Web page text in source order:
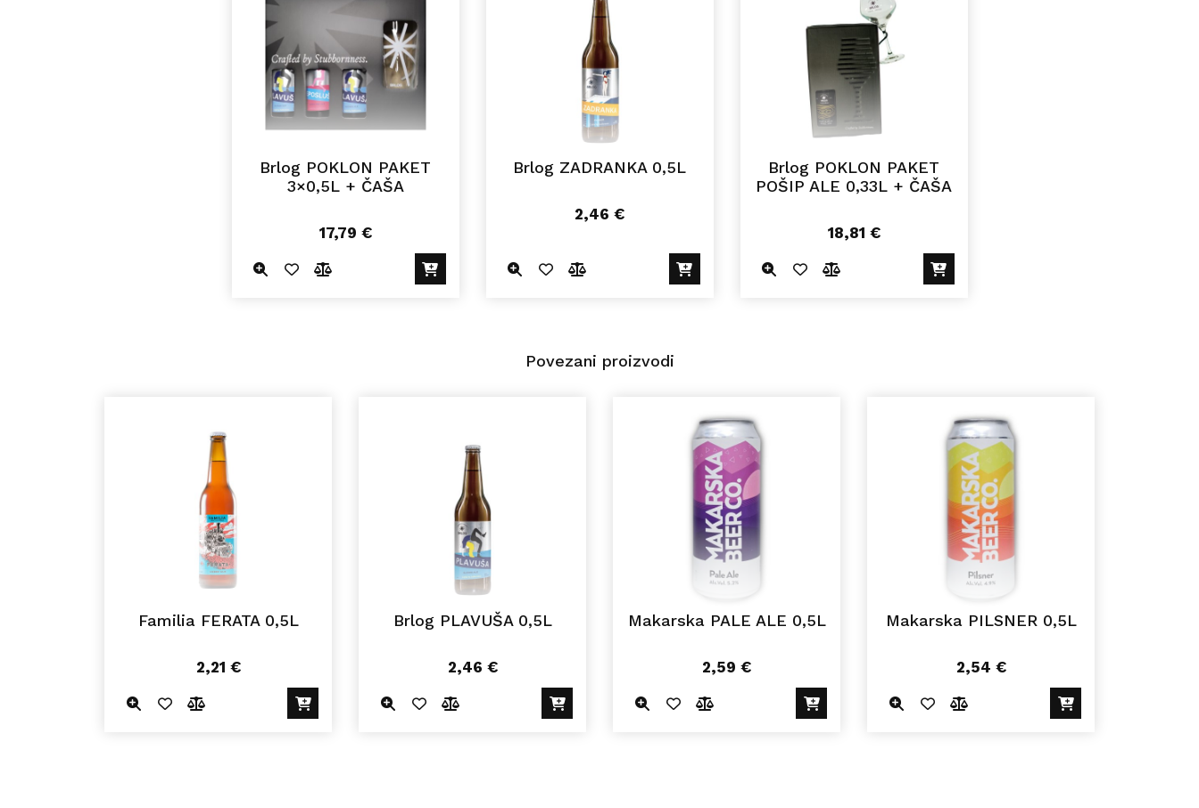
Brlog POKLON PAKET
3×0,5L + ČAŠA
17,79 €
Brlog ZADRANKA 0,5L
2,46 €
Brlog POKLON PAKET
POŠIP ALE 0,33L + ČAŠA
18,81 €
Povezani proizvodi
Familia FERATA 0,5L
2,21 €
Brlog PLAVUŠA 0,5L
2,46 €
Makarska PALE ALE 0,5L
2,59 €
Makarska PILSNER 0,5L
2,54 €